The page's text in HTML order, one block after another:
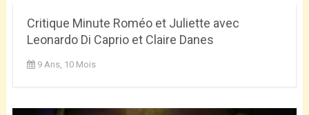
Critique Minute Roméo et Juliette avec
Leonardo Di Caprio et Claire Danes
9 Ans, 10 Mois